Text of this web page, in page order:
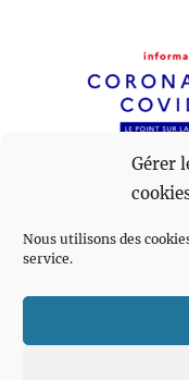
Gérer
Nous utilisons des
service.